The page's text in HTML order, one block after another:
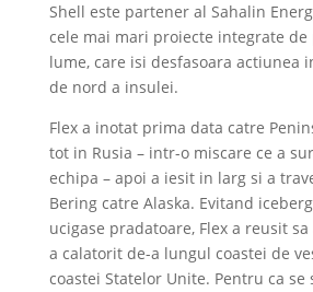
Shell este partener al Sahalin
cele mai mari proiecte integrate de
lume, care isi desfasoara actiunea
de nord a insulei.
Flex a inotat prima data catre
tot in Rusia – intr-o miscare ce a
echipa – apoi a iesit in larg si a
Bering catre Alaska. Evitand
ucigase pradatoare, Flex a reusit
a calatorit de-a lungul coastei de
coastei Statelor Unite. Pentru ca se